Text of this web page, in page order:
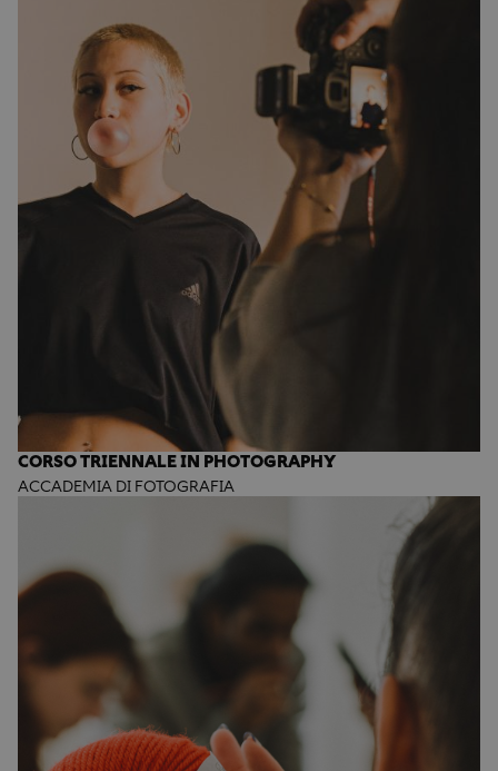
CORSO TRIENNALE IN PHOTOGRAPHY
ACCADEMIA DI FOTOGRAFIA